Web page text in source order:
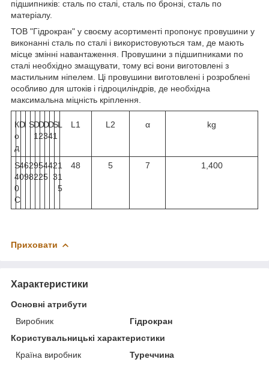
підшипників: сталь по сталі, сталь по бронзі, сталь по
матеріалу.
ТОВ "Гідрокран" у своєму асортименті пропонує провушини у
виконанні сталь по сталі і використовуються там, де мають
місце змінні навантаження. Провушини з підшипниками по
сталі необхідно змащувати, тому всі вони виготовлені з
мастильним ніпелем. Ці провушини виготовлені і розроблені
особливо для штоків і гідроциліндрів, де необхідна
максимальна міцність кріплення.
К
о
д
DI SD
1
D
2
D
3
D
4
S
1
L L1 L2 α kg
S
4
0
C
4
0
6
9
2
8
9
2
5
2
4
5
42
3
1
1
5
48 5 7 1,400
Приховати
Характеристики
Основні атрибути
Виробник
Гідрокран
Користувальницькі характеристики
Країна виробник
Туреччина